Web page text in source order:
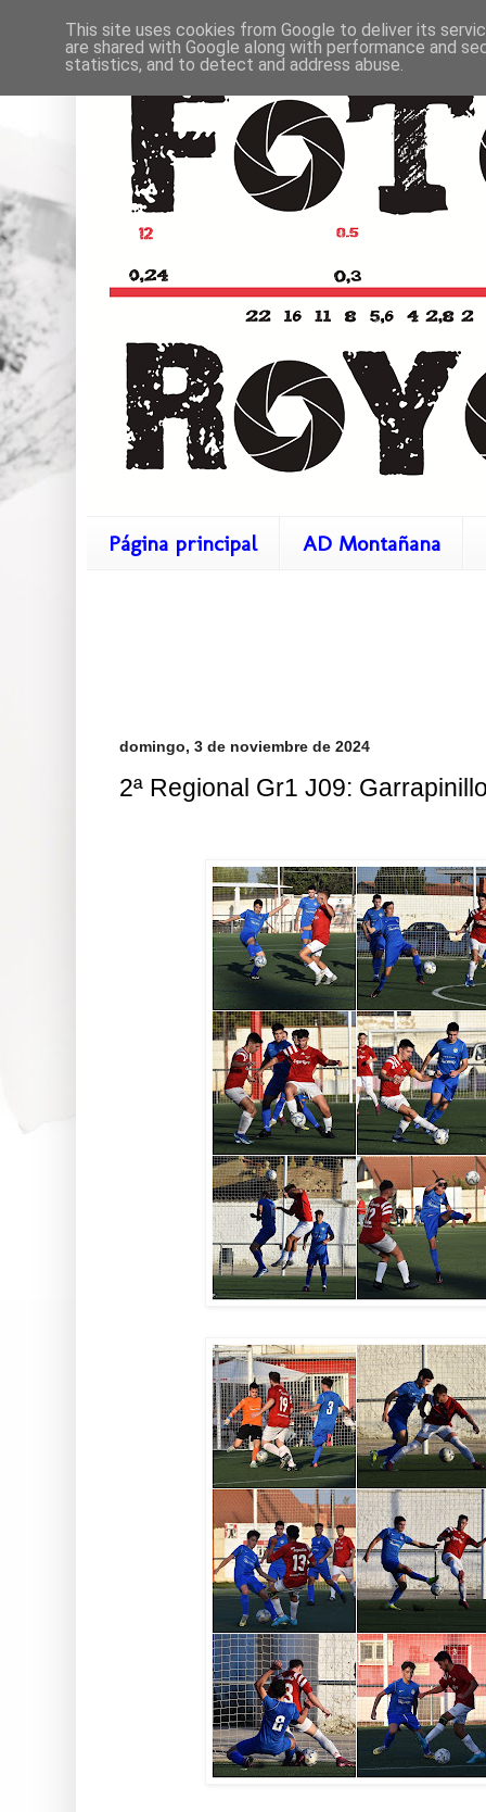
Página principal AD Montañana
domingo, 3 de noviembre de 2024
2ª Regional Gr1 J09:
This site uses cookies from Google to deliver its
are shared with Google along with performance and
statistics, and to detect and address abuse.